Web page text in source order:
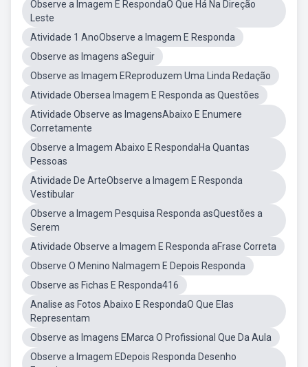
Observe a Imagem E RespondaO Que Há Na Direção
Leste
Atividade 1 AnoObserve a Imagem E Responda
Observe as Imagens aSeguir
Observe as Imagem EReproduzem Uma Linda Redação
Atividade Obersea Imagem E Responda as Questões
Atividade Observe as ImagensAbaixo E Enumere
Corretamente
Observe a Imagem Abaixo E RespondaHa Quantas
Pessoas
Atividade De ArteObserve a Imagem E Responda
Vestibular
Observe a Imagem Pesquisa Responda asQuestões a
Serem
Atividade Observe a Imagem E Responda aFrase Correta
Observe O Menino NaImagem E Depois Responda
Observe as Fichas E Responda416
Analise as Fotos Abaixo E RespondaO Que Elas
Representam
Observe as Imagens EMarca O Profissional Que Da Aula
Observe a Imagem EDepois Responda Desenho